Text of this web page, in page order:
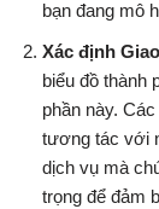
bạn đang mô
Xác định
biểu đồ thành
phần này.
tương tác với
dịch vụ mà
trọng để đảm